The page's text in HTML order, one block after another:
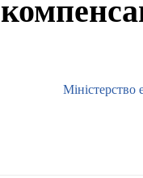
Міністерство